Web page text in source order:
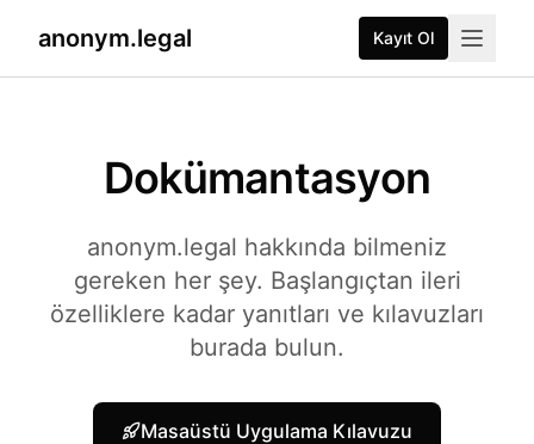
anonym.legal Kayıt Ol
Dokümantasyon
anonym.legal hakkında bilmeniz
gereken her şey. Başlangıçtan ileri
özelliklere kadar yanıtları ve kılavuzları
burada bulun.
Masaüstü Uygulama Kılavuzu